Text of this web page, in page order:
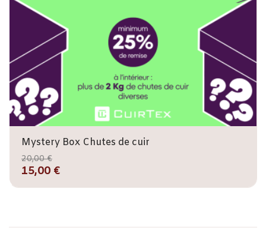
Mystery Box Chutes de cuir
20,00 €
15,00 €